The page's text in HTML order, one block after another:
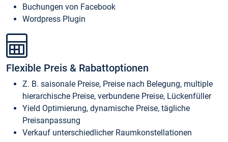
Buchungen von Facebook
Wordpress Plugin
Flexible Preis & Rabattoptionen
Z. B. saisonale Preise, Preise nach Belegung, multiple
hierarchische Preise, verbundene Preise, Lückenfüller
Yield Optimierung, dynamische Preise, tägliche
Preisanpassung
Verkauf unterschiedlicher Raumkonstellationen